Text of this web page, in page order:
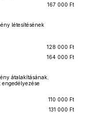
167 000 Ft
létesítésének
128 000 Ft
164 000 Ft
átalakításának,
110 000 Ft
131 000 Ft